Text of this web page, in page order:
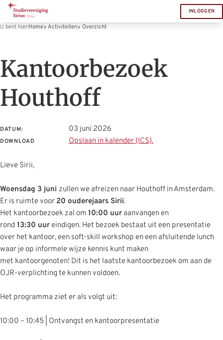
INLOGGEN
U bent hier:Home Activiteiten Overzicht
Kantoorbezoek
Houthoff
DATUM: 03 juni 2026
DOWNLOAD Opslaan in kalender (ICS).
Lieve Sirii,
Woensdag 3 juni zullen we afreizen naar Houthoff in Amsterdam.
Er is ruimte voor 20 ouderejaars Sirii.
Het kantoorbezoek zal om 10:00 uur aanvangen en
rond 13:30 uur eindigen. Het bezoek bestaat uit een presentatie
over het kantoor, een soft-skill workshop en een afsluitende lunch
waar je op informele wijze kennis kunt maken
met kantoorgenoten! Dit is het laatste kantoorbezoek om aan de
OJR-verplichting te kunnen voldoen.
Het programma ziet er als volgt uit:
10:00 – 10:45 | Ontvangst en kantoorpresentatie